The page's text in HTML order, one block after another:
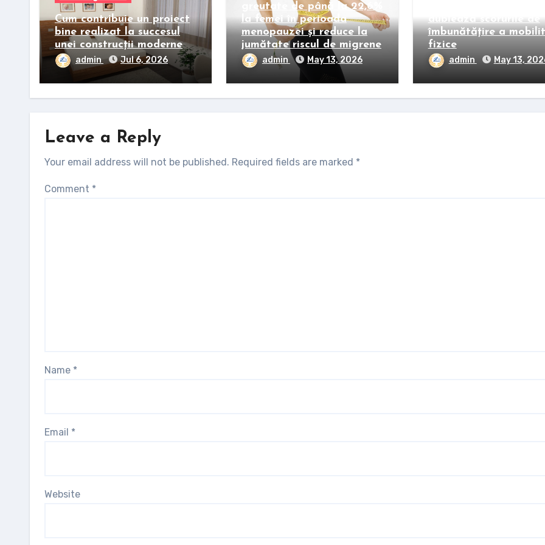
Cum contribuie un proiect
bine realizat la succesul
unei construcții moderne
admin Jul 6, 2026
greutate de până la 22,6%
la femei în perioada
menopauzei și reduce la
jumătate riscul de migrene
admin May 13, 2026
dublează scorurile de
îmbunătățire a
fizice
admin May 13,
Leave a Reply
Your email address will not be published. Required fields are marked *
Comment *
Name *
Email *
Website